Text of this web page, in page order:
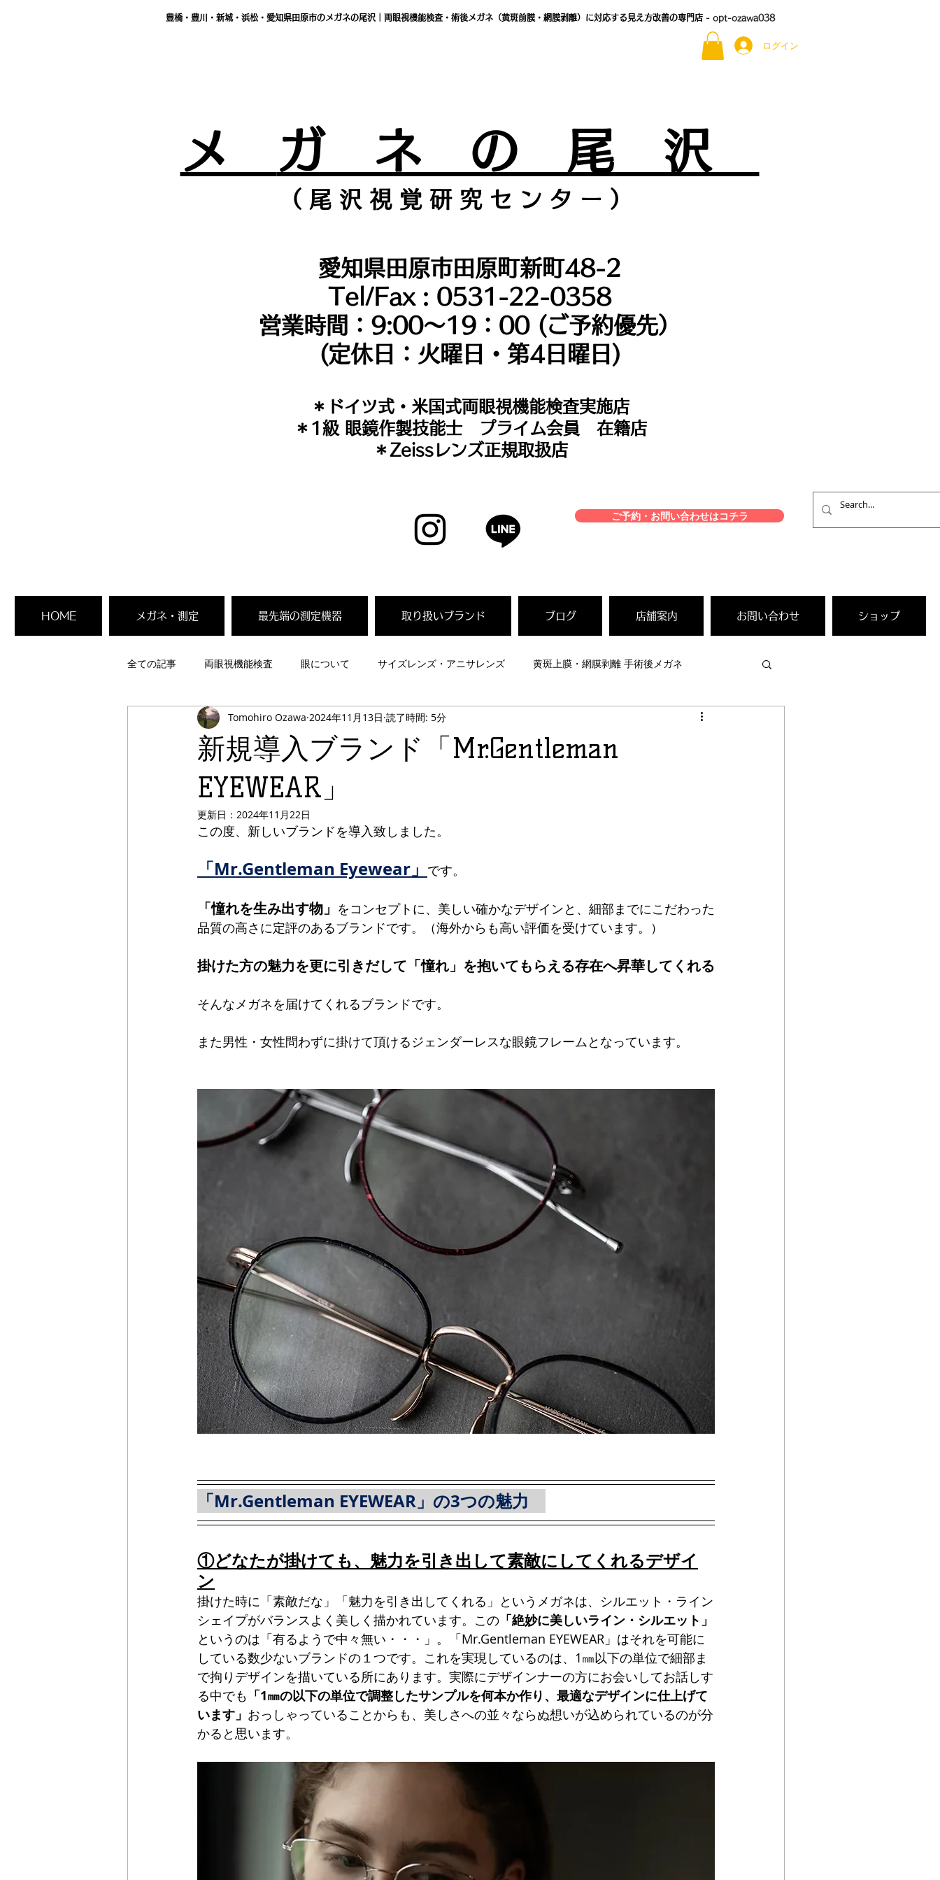
豊橋・豊川・新城・浜松・愛知県田原市のメガネの尾沢｜両眼視機能検査・術後メガネ（黄斑前膜・網膜剥離）に対応する見え方改善の専門店 - opt-ozawa038
ログイン
メ ガ ネ の 尾 沢
（ 尾 沢 視 覚 研 究 セ ン タ ー ）
愛知県田原市田原町新町48-2
Tel/Fax : 0531-22-0358
営業時間：9:00～19：00 (ご予約優先）
(定休日：火曜日・第4日曜日)
＊​ドイツ式・米国式両眼視機能検査実施店
​＊1級 眼鏡作製技能士 プライム会員 在籍店
＊Zeissレンズ正規取扱店
ご予約・お問い合わせはコチラ
HOME メガネ・測定 最先端の測定機器 取り扱いブランド ブログ 店舗案内 お問い合わせ ショップ
全ての記事 両眼視機能検査 眼について サイズレンズ・アニサレンズ 黄斑上膜・網膜剥離 手術後メガネ
不同視メガネ 偏頭痛光過敏症対策メガネ Zeissレンズ
ビジョントレーニング レンズについて
疲れ目緩和メガネ 白内障術後メガネ ヨークトプリズムメガネ
新規導入ブランド「Mr.Gentleman
EYEWEAR」
Tomohiro Ozawa 2024年11月13日 読了時間: 5分
更新日： 2024年11月22日
この度、新しいブランドを導入致しました。
「Mr.Gentleman Eyewear」 です。
「憧れを生み出す物」 をコンセプトに、美しい確かなデザインと、細部までにこだわった
品質の高さに定評のあるブランドです。（海外からも高い評価を受けています。）
掛けた方の魅力を更に引きだして「憧れ」を抱いてもらえる存在へ昇華してくれる
そんなメガネを届けてくれるブランドです。
また男性・女性問わずに掛けて頂けるジェンダーレスな眼鏡フレームとなっています。
「Mr.Gentleman EYEWEAR」の3つの魅力
①どなたが掛けても、魅力を引き出して素敵にしてくれるデザイ
ン
掛けた時に「素敵だな」「魅力を引き出してくれる」というメガネは、シルエット・ライン
シェイプがバランスよく美しく描かれています。この 「絶妙に美しいライン・シルエット」
というのは「有るようで中々無い・・・」。「Mr.Gentleman EYEWEAR」はそれを可能に
している数少ないブランドの１つです。これを実現しているのは、1㎜以下の単位で細部ま
で拘りデザインを描いている所にあります。実際にデザインナーの方にお会いしてお話しす
る中でも 「1㎜の以下の単位で調整したサンプルを何本か作り、最適なデザインに仕上げて
います」 おっしゃっていることからも、美しさへの並々ならぬ想いが込められているのが分
かると思います。